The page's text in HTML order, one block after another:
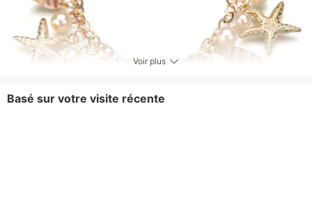
Voir plus
Basé sur votre visite récente